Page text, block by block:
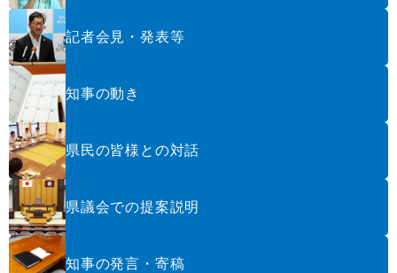
記者会見・発表等
知事の動き
県民の皆様との対話
県議会での提案説明
知事の発言・寄稿